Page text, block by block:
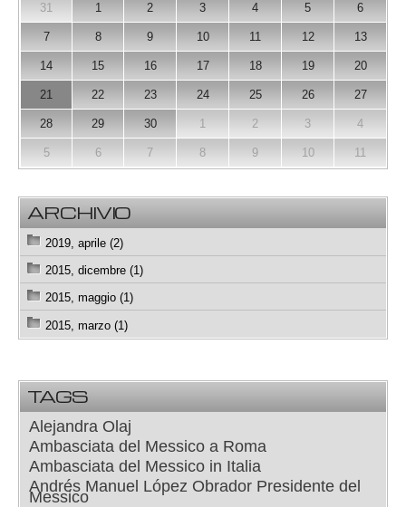
31 1 2 3 4 5 6
7 8 9 10 11 12 13
14 15 16 17 18 19 20
21 22 23 24 25 26 27
28 29 30 1 2 3 4
5 6 7 8 9 10 11
ARCHIVIO
2019, aprile (2)
2015, dicembre (1)
2015, maggio (1)
2015, marzo (1)
TAGS
Alejandra Olaj
Ambasciata del Messico a Roma
Ambasciata del Messico in Italia
Andrés Manuel López Obrador Presidente del
Messico